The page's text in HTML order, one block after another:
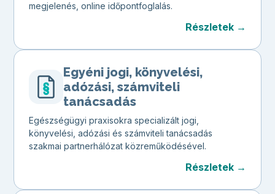
megjelenés, online időpontfoglalás.
Részletek →
Egyéni jogi, könyvelési,
adózási, számviteli
tanácsadás
Egészségügyi praxisokra specializált jogi,
könyvelési, adózási és számviteli tanácsadás
szakmai partnerhálózat közreműködésével.
Részletek →